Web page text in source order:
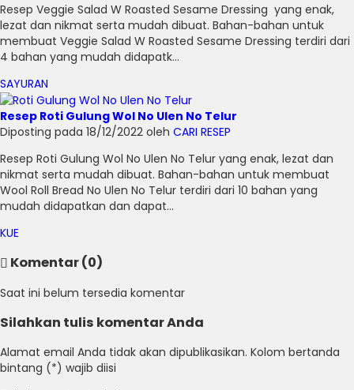
Resep Veggie Salad W Roasted Sesame Dressing yang enak,
lezat dan nikmat serta mudah dibuat. Bahan-bahan untuk
membuat Veggie Salad W Roasted Sesame Dressing terdiri dari
4 bahan yang mudah didapatk...
SAYURAN
Resep Roti Gulung Wol No Ulen No Telur
Diposting pada 18/12/2022 oleh CARI RESEP
Resep Roti Gulung Wol No Ulen No Telur yang enak, lezat dan
nikmat serta mudah dibuat. Bahan-bahan untuk membuat
Wool Roll Bread No Ulen No Telur terdiri dari 10 bahan yang
mudah didapatkan dan dapat...
KUE
Komentar (0)
Saat ini belum tersedia komentar
Silahkan tulis komentar Anda
Alamat email Anda tidak akan dipublikasikan. Kolom bertanda
bintang (*) wajib diisi